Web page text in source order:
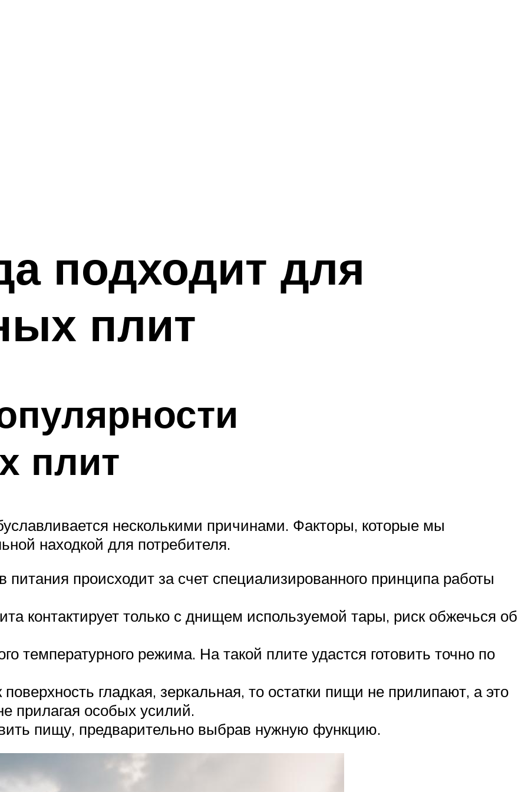
подходит для
плит
плит
несколькими причинами. Факторы, которые мы
находкой для потребителя.
питания происходит за счет специализированного принципа работы
контактирует только с днищем используемой тары, риск обжечься об
температурного режима. На такой плите удастся готовить точно по
гладкая, зеркальная, то остатки пищи не прилипают, а это
прилагая особых усилий.
пищу, предварительно выбрав нужную функцию.